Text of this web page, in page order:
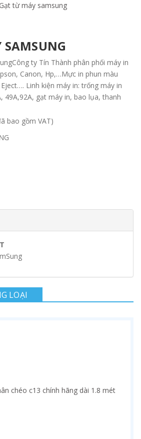
ty Tín Thành phân phối máy in
Canon, Hp,…Mực in phun màu
Linh kiện máy in: trống máy in
49A,92A, gạt máy in, bao lụa, thanh
bao gồm VAT)
LOẠI